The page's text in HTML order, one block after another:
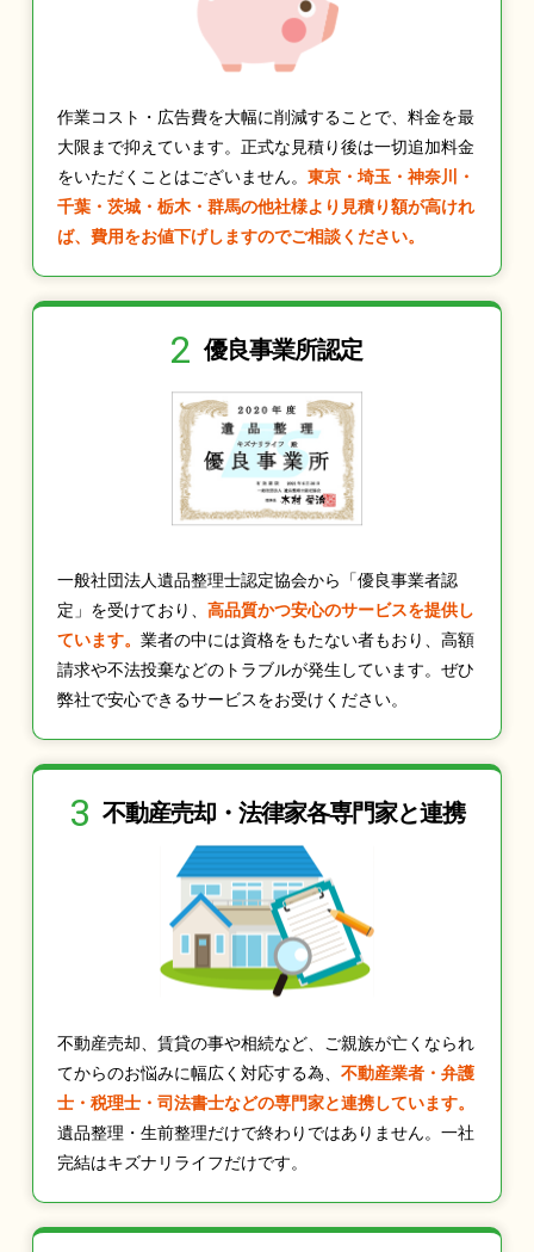
作業コスト・広告費を大幅に削減することで、料金を最
大限まで抑えています。正式な見積り後は一切追加料金
をいただくことはございません。 東京・埼玉・神奈川・
千葉・茨城・栃木・群馬の他社様より見積り額が高けれ
ば、費用をお値下げしますのでご相談ください。
2 優良事業所認定
一般社団法人遺品整理士認定協会から「優良事業者認
定」を受けており、 高品質かつ安心のサービスを提供し
ています。 業者の中には資格をもたない者もおり、高額
請求や不法投棄などのトラブルが発生しています。ぜひ
弊社で安心できるサービスをお受けください。
3 不動産売却・法律家各専門家と連携
不動産売却、賃貸の事や相続など、ご親族が亡くなられ
てからのお悩みに幅広く対応する為、 不動産業者・弁護
士・税理士・司法書士などの専門家と連携しています。
遺品整理・生前整理だけで終わりではありません。一社
完結はキズナリライフだけです。